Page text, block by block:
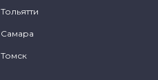
Тольятти
Самара
Томск